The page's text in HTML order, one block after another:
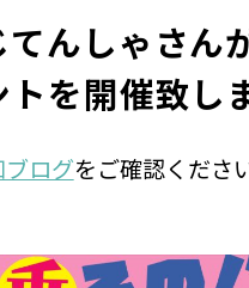
てんしゃさん
を開催致し
ログをご確認くださ